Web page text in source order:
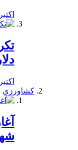
اکتبر 18, 2019
دلار 11 400
اکتبر 17, 2019
کشاورزی